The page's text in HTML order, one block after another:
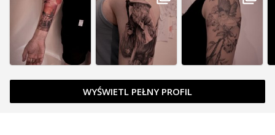
WYŚWIETL PEŁNY PROFIL